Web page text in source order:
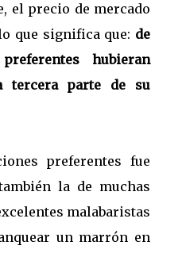
el precio de mercado
que significa que: de
hubieran
tercera parte de su
preferentes fue
la de muchas
malabaristas
un marrón en